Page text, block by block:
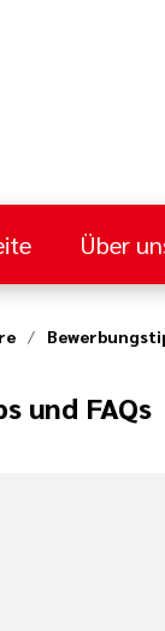
Über
und FAQs